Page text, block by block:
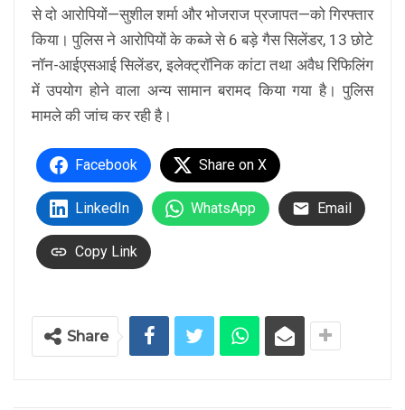
से दो आरोपियों—सुशील शर्मा और भोजराज प्रजापत—को गिरफ्तार
किया। पुलिस ने आरोपियों के कब्जे से 6 बड़े गैस सिलेंडर, 13 छोटे
नॉन-आईएसआई सिलेंडर, इलेक्ट्रॉनिक कांटा तथा अवैध रिफिलिंग
में उपयोग होने वाला अन्य सामान बरामद किया गया है। पुलिस
मामले की जांच कर रही है।
Facebook Share on X
LinkedIn WhatsApp Email
Copy Link
Share